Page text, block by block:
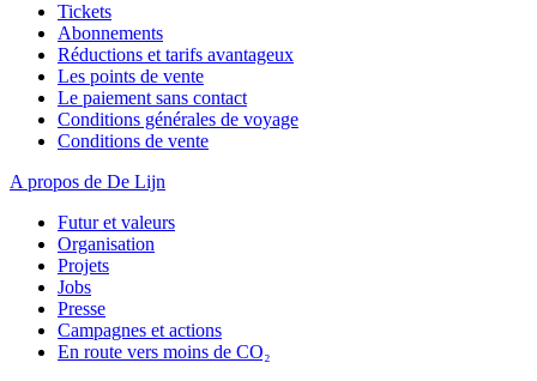
Tickets
Abonnements
Réductions et tarifs avantageux
Les points de vente
Le paiement sans contact
Conditions générales de voyage
Conditions de vente
A propos de De Lijn
Futur et valeurs
Organisation
Projets
Jobs
Presse
Campagnes et actions
En route vers moins de CO₂